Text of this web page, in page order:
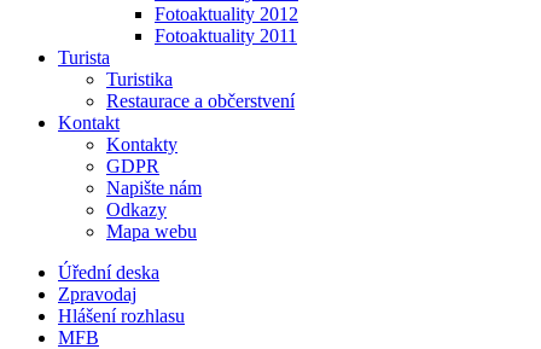
Fotoaktuality 2012
Fotoaktuality 2011
Turista
Turistika
Restaurace a občerstvení
Kontakt
Kontakty
GDPR
Napište nám
Odkazy
Mapa webu
Úřední deska
Zpravodaj
Hlášení rozhlasu
MFB